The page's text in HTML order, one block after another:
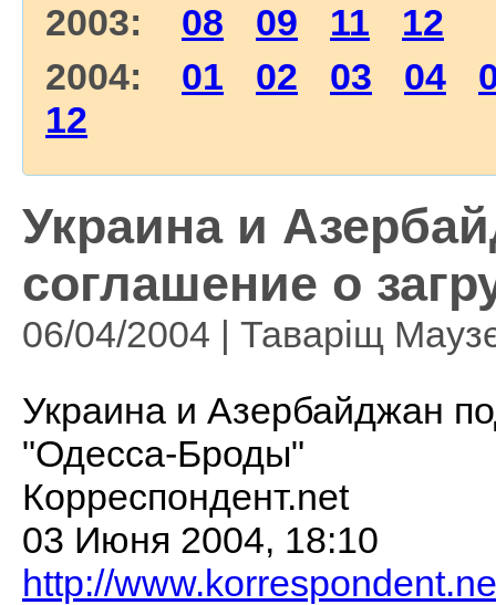
2003: 08 09 11
12
2004: 01 02 03 04
12
Украина и
соглашение о
06/04/2004 | Таваріщ
Украина и Азербайджан
"Одесса-Броды"
Корреспондент.net
03 Июня 2004, 18:10
http://